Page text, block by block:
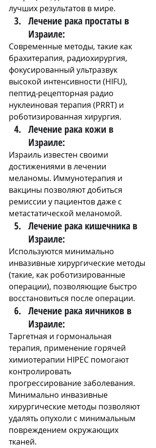
лучших результатов в мире.
Лечение рака простаты в
Израиле:
Современные методы, такие как
брахитерапия, радиохирургия,
фокусированный ультразвук
высокой интенсивности (HIFU),
пептид-рецепторная радио
нуклеиновая терапия (PRRT) и
роботизированная хирургия.
Лечение рака кожи в
Израиле:
Израиль известен своими
достижениями в лечении
меланомы. Иммунотерапия и
вакцины позволяют добиться
ремиссии у пациентов даже с
метастатической меланомой.
Лечение рака кишечника в
Израиле:
Используются минимально
инвазивные хирургические методы
(такие, как роботизированные
операции), позволяющие быстро
восстановиться после операции.
Лечение рака яичников в
Израиле:
Таргетная и гормональная
терапия, применение горячей
химиотерапии HIPEC помогают
контролировать
прогрессирование заболевания.
Минимально инвазивные
хирургические методы позволяют
удалять опухоли с минимальным
повреждением окружающих
тканей.